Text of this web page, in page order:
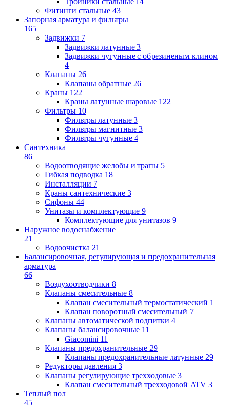
Фитинги стальные 43
Запорная арматура и фильтры
165
Задвижки 7
Задвижки латунные 3
Задвижки чугунные с обрезиненым клином
4
Клапаны 26
Клапаны обратные 26
Краны 122
Краны латунные шаровые 122
Фильтры 10
Фильтры латунные 3
Фильтры магнитные 3
Фильтры чугунные 4
Сантехника
86
Водоотводящие желобы и трапы 5
Гибкая подводка 18
Инсталляции 7
Краны сантехнические 3
Сифоны 44
Унитазы и комплектующие 9
Комплектующие для унитазов 9
Наружное водоснабжение
21
Водоочистка 21
Балансировочная, регулирующая и предохранительная
арматура
66
Воздухоотводчики 8
Клапаны cмесительные 8
Клапан cмесительный термостатический 1
Клапан поворотный cмесительный 7
Клапаны автоматической подпитки 4
Клапаны балансировочные 11
Giacomini 11
Клапаны предохранительные 29
Клапаны предохранительные латунные 29
Редукторы давления 3
Клапаны регулирующие трехходовые 3
Клапан смесительный трехходовой ATV 3
Теплый пол
45